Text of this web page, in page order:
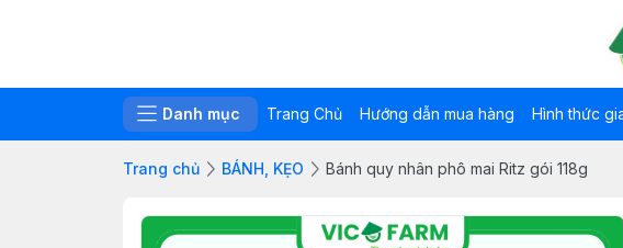
Danh mục Trang Chủ Hướng dẫn mua hàng Hình thức
Trang chủ BÁNH, KẸO Bánh quy nhân phô mai Ritz gói 118g